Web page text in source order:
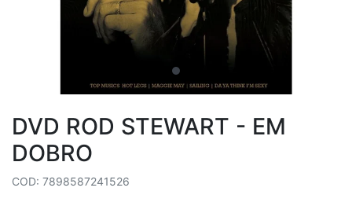
DVD ROD STEWART - EM
DOBRO
COD: 7898587241526